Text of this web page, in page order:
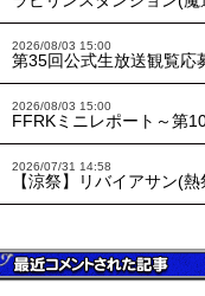
2026/08/03 15:00
第35回公式生放送観覧応
2026/08/03 15:00
FFRKミニレポート～第
2026/07/31 14:58
【涼祭】リバイアサン(